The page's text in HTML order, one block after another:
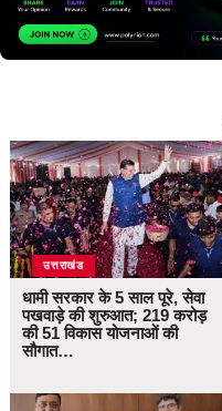
उत्तराखंड
धामी सरकार के 5 साल पूरे, सेवा
पखवाड़े की शुरुआत; 219 करोड़
की 51 विकास योजनाओं की
सौगात…